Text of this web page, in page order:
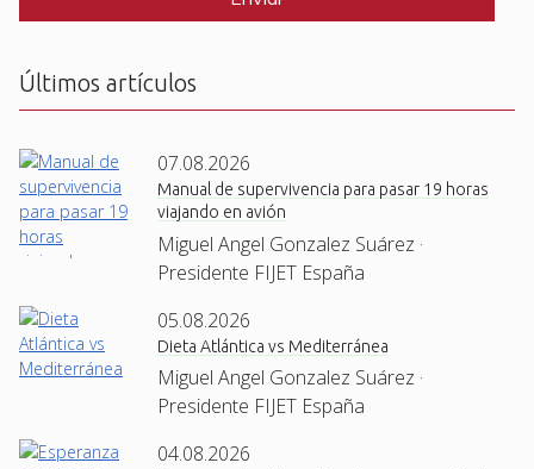
Últimos artículos
07.08.2026
Manual de supervivencia para pasar 19 horas
viajando en avión
Miguel Angel Gonzalez Suárez ·
Presidente FIJET España
05.08.2026
Dieta Atlántica vs Mediterránea
Miguel Angel Gonzalez Suárez ·
Presidente FIJET España
04.08.2026